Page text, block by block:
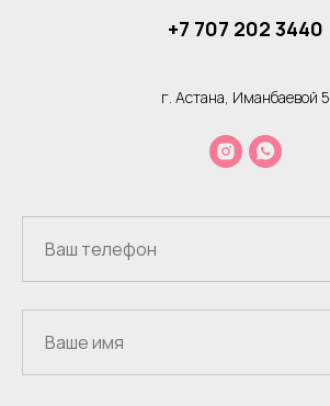
+7 707 202 3440
г. Астана, Иманбаевой 5